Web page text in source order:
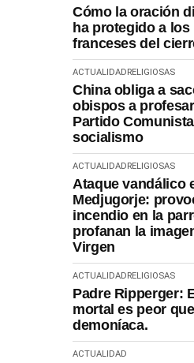
Cómo la oración
ha protegido a
franceses del
ACTUALIDADRELIGIOSAS
China obliga a
obispos a
Partido Comunista
socialismo
ACTUALIDADRELIGIOSAS
Ataque vandálico
Medjugorje:
incendio en la
profanan la
Virgen
ACTUALIDADRELIGIOSAS
Padre Ripperger:
mortal es peor
demoníaca.
ACTUALIDAD